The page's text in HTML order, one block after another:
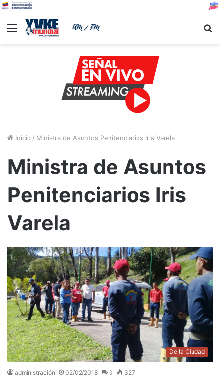
Menu
Inicio / Ministra de Asuntos Penitenciarios Iris Varela
Ministra de Asuntos
Penitenciarios Iris
Varela
De la Ciudad
administración 02/02/2018 0 327